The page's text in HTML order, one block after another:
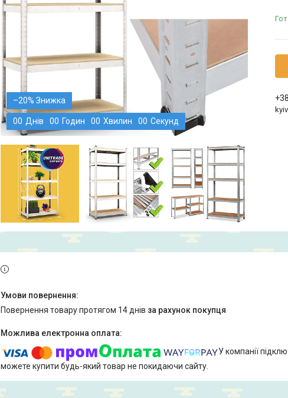
–20%
00 Днів 00 Годин 00 Хвилин 00 Секунд
повернення товару протягом 14 днів за рахунок покупця
У компанії
можете купити будь-який товар не покидаючи сайту.